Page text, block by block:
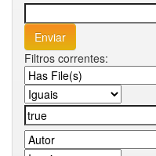
Filtros correntes: